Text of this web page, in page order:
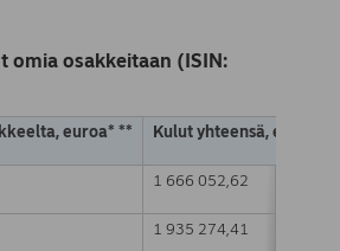
omia osakkeitaan (ISIN:
euroa* ** Kulut yhteensä, euroa * **
1 666 052,62
1 935 274,41